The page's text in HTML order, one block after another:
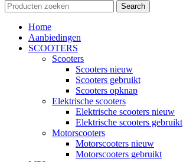
Search
Home
Aanbiedingen
SCOOTERS
Scooters
Scooters nieuw
Scooters gebruikt
Scooters opknap
Elektrische scooters
Elektrische scooters nieuw
Elektrische scooters gebruikt
Motorscooters
Motorscooters nieuw
Motorscooters gebruikt